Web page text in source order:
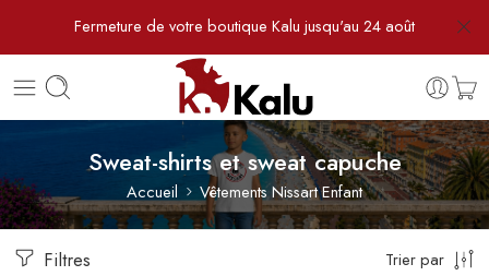
Fermeture de votre boutique Kalu jusqu'au 24 août
Sweat-shirts et sweat capuche
Accueil Vêtements Nissart Enfant
Filtres Trier par